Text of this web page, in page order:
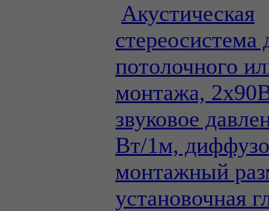
Акустическая
стереосистема
потолочного
монтажа,
звуковое
Вт/1м,
монтажный
установочная